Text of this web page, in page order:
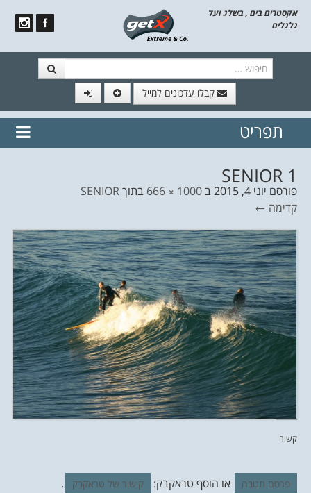
אקסטרים בים , בשלג ועל
גלגלים
קבלו עדכונים למייל
// הצטרף לרשימת תפוצה!
נשמח
תפריט
SENIOR 1
פורסם יוני 4, 2015 ב1000 × 666 בתוךSENIOR
קדימה ←
קשור
פרסם תגובה או הוסף טראקבק: קישור של טראקבק .